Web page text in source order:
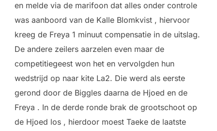
en melde via de marifoon dat alles onder controle
was aanboord van de Kalle Blomkvist , hiervoor
kreeg de Freya 1 minuut compensatie in de uitslag.
De andere zeilers aarzelen even maar de
competitiegeest won het en vervolgden hun
wedstrijd op naar kite La2. Die werd als eerste
gerond door de Biggles daarna de Hjoed en de
Freya . In de derde ronde brak de grootschoot op
de Hjoed los , hierdoor moest Taeke de laatste